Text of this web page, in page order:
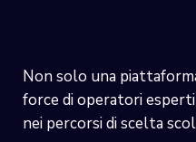
Non solo una
force di operatori
nei percorsi di scelta